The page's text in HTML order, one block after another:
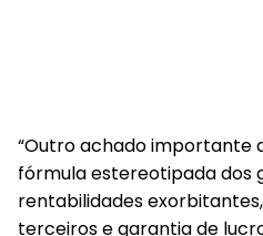
“Outro achado importante
fórmula estereotipada dos
rentabilidades
terceiros e garantia de